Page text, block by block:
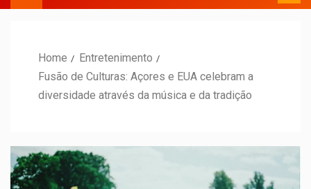
Home
Entretenimento
Fusão de Culturas: Açores e EUA celebram a
diversidade através da música e da tradição